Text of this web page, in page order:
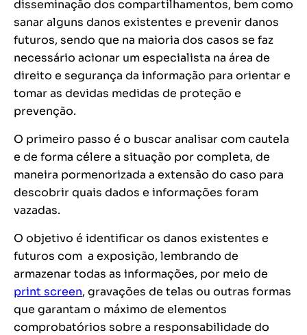
disseminação dos compartilhamentos, bem como
sanar alguns danos existentes e prevenir danos
futuros, sendo que na maioria dos casos se faz
necessário acionar um especialista na área de
direito e segurança da informação para orientar e
tomar as devidas medidas de proteção e
prevenção.
O primeiro passo é o buscar analisar com cautela
e de forma célere a situação por completa, de
maneira pormenorizada a extensão do caso para
descobrir quais dados e informações foram
vazadas.
O objetivo é identificar os danos existentes e
futuros com a exposição, lembrando de
armazenar todas as informações, por meio de
print screen, gravações de telas ou outras formas
que garantam o máximo de elementos
comprobatórios sobre a responsabilidade do